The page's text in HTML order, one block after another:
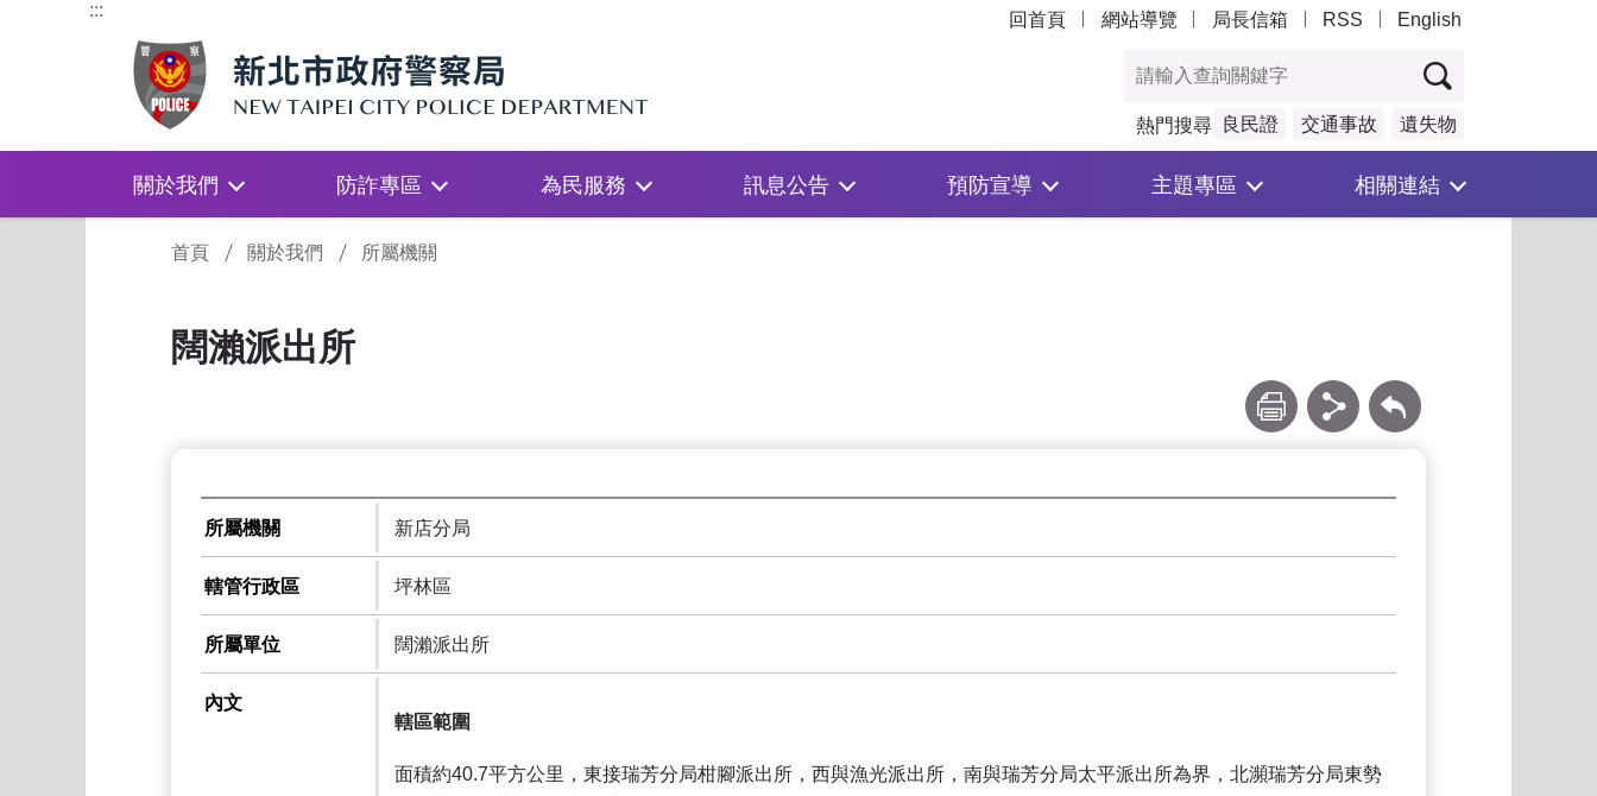
::: 回首頁 網站導覽 局長信箱 RSS English
熱門搜尋 良民證 交通事故 遺失物
關於我們 防詐專區 為民服務 訊息公告 預防宣導 主題專區 相關連結
首頁
關於我們 所屬機關
闊瀨派出所
列印 分享 回上一頁
所屬機關 新店分局
轄管行政區 坪林區
所屬單位 闊瀨派出所
內文
轄區範圍
面積約40.7平方公里，東接瑞芳分局柑腳派出所，西與漁光派出所，南與瑞芳分局太平派出所為界，北瀕瑞芳分局東勢